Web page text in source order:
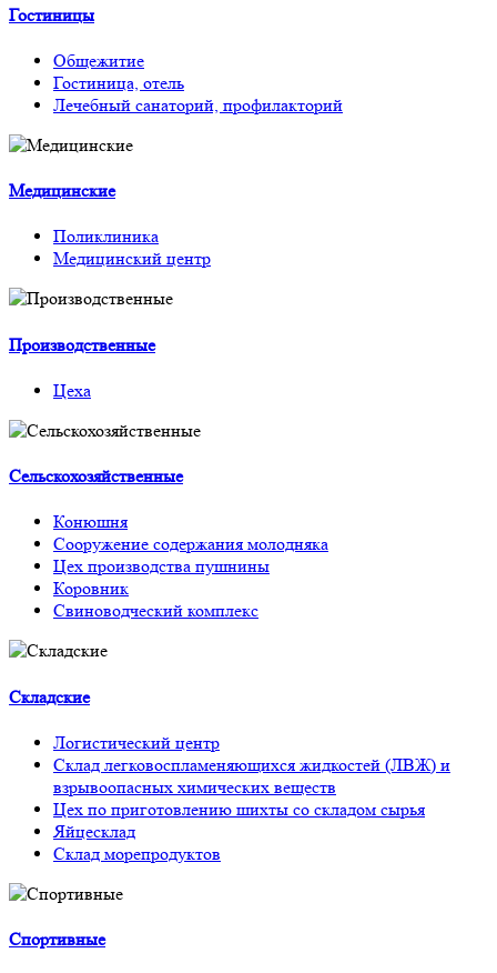
Гостиницы
Общежитие
Гостиница, отель
Лечебный санаторий, профилакторий
Медицинские
Поликлиника
Медицинский центр
Производственные
Цеха
Сельскохозяйственные
Конюшня
Сооружение содержания молодняка
Цех производства пушнины
Коровник
Свиноводческий комплекс
Складские
Логистический центр
Склад легковоспламеняющихся жидкостей (ЛВЖ) и
взрывоопасных химических веществ
Цех по приготовлению шихты со складом сырья
Яйцесклад
Склад морепродуктов
Спортивные